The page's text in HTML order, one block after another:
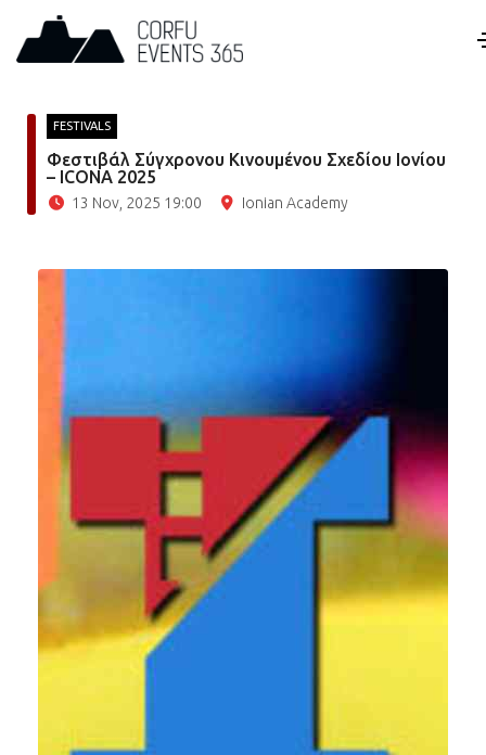
FESTIVALS
Φεστιβάλ Σύγχρονου Κινουμένου Σχεδίου Ιονίου
– ICONA 2025
13 Nov, 2025 19:00 Ionian Academy